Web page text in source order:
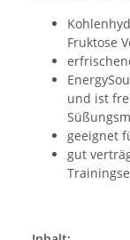
Fruktose
und ist
geeignet
gut